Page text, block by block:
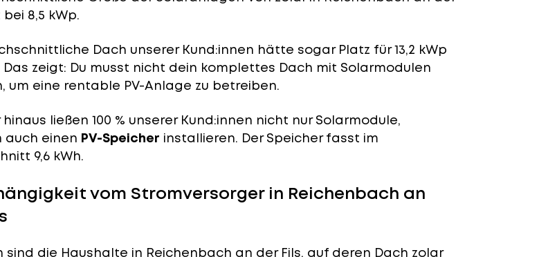
8,5 kWp.
Dach unserer Kund:innen hätte sogar Platz für 13,2 kWp
zeigt: Du musst nicht dein komplettes Dach mit Solarmodulen
um eine rentable PV-Anlage zu betreiben.
ließen 100 % unserer Kund:innen nicht nur Solarmodule,
auch einen PV-Speicher installieren. Der Speicher fasst im
9,6 kWh.
vom Stromversorger in Reichenbach an
sind die Haushalte in Reichenbach an der Fils, auf deren Dach zolar